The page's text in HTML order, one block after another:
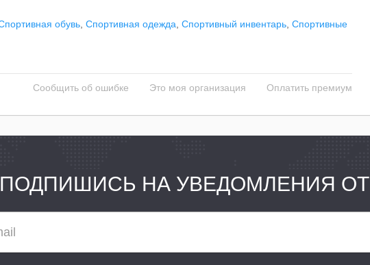
обувь Спортивная одежда Спортивный инвентарь Спортивные
Сообщить об ошибке Это моя организация Оплатить премиум
ПОДПИШИСЬ НА УВЕДОМЛЕНИЯ ОТ